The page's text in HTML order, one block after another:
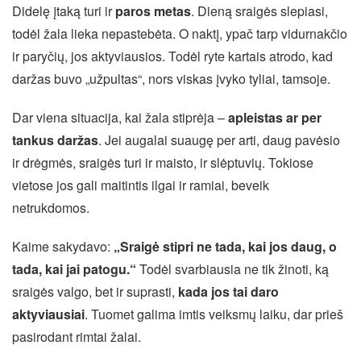
Didelę įtaką turi irparos metas. Dieną sraigės slepiasi,
todėl žala lieka nepastebėta. O naktį, ypač tarp vidurnakčio
ir paryčių, jos aktyviausios. Todėl ryte kartais atrodo, kad
daržas buvo „užpultas“, nors viskas įvyko tyliai, tamsoje.
Dar viena situacija, kai žala stiprėja –apleistas ar per
tankus daržas. Jei augalai suaugę per arti, daug pavėsio
ir drėgmės, sraigės turi ir maisto, ir slėptuvių. Tokiose
vietose jos gali maitintis ilgai ir ramiai, beveik
netrukdomos.
Kaime sakydavo: „Sraigė stipri ne tada, kai jos daug, o
tada, kai jai patogu.“ Todėl svarbiausia ne tik žinoti, ką
sraigės valgo, bet ir suprasti, kada jos tai daro
aktyviausiai. Tuomet galima imtis veiksmų laiku, dar prieš
pasirodant rimtai žalai.